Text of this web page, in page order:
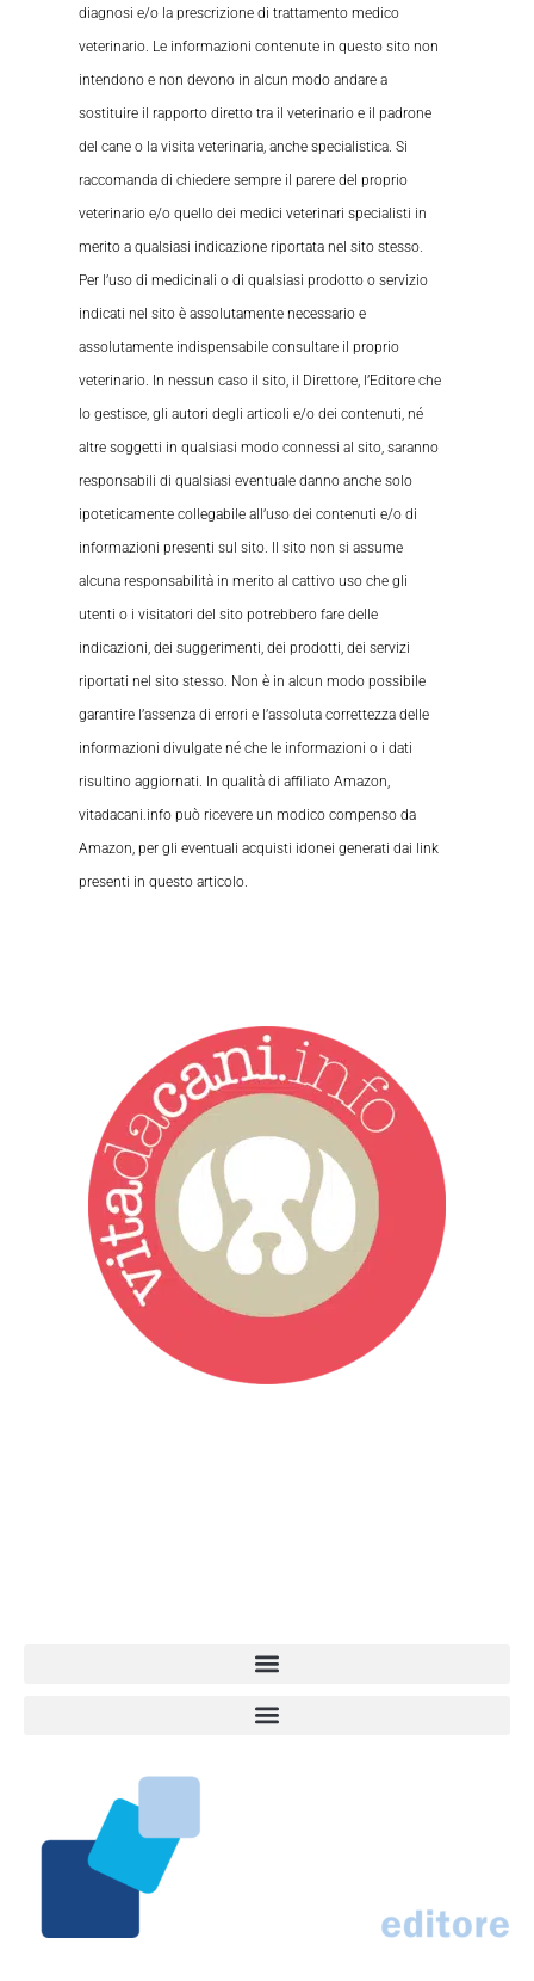
diagnosi e/o la prescrizione di trattamento medico
veterinario. Le informazioni contenute in questo sito non
intendono e non devono in alcun modo andare a
sostituire il rapporto diretto tra il veterinario e il padrone
del cane o la visita veterinaria, anche specialistica. Si
raccomanda di chiedere sempre il parere del proprio
veterinario e/o quello dei medici veterinari specialisti in
merito a qualsiasi indicazione riportata nel sito stesso.
Per l’uso di medicinali o di qualsiasi prodotto o servizio
indicati nel sito è assolutamente necessario e
assolutamente indispensabile consultare il proprio
veterinario. In nessun caso il sito, il Direttore, l’Editore che
lo gestisce, gli autori degli articoli e/o dei contenuti, né
altre soggetti in qualsiasi modo connessi al sito, saranno
responsabili di qualsiasi eventuale danno anche solo
ipoteticamente collegabile all’uso dei contenuti e/o di
informazioni presenti sul sito. Il sito non si assume
alcuna responsabilità in merito al cattivo uso che gli
utenti o i visitatori del sito potrebbero fare delle
indicazioni, dei suggerimenti, dei prodotti, dei servizi
riportati nel sito stesso. Non è in alcun modo possibile
garantire l’assenza di errori e l’assoluta correttezza delle
informazioni divulgate né che le informazioni o i dati
risultino aggiornati. In qualità di affiliato Amazon,
vitadacani.info può ricevere un modico compenso da
Amazon, per gli eventuali acquisti idonei generati dai link
presenti in questo articolo.